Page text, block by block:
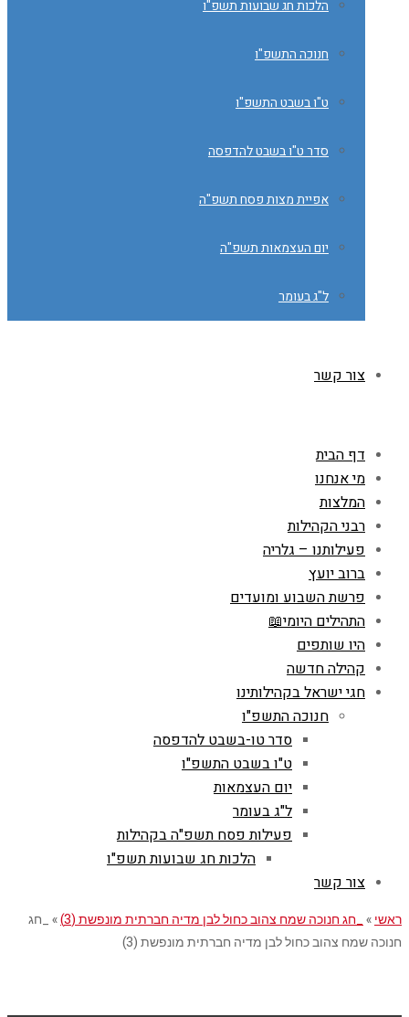
הלכות חג שבועות תשפ"ו
חנוכה התשפ"ו
ט"ו בשבט התשפ"ו
סדר ט"ו בשבט להדפסה
אפיית מצות פסח תשפ"ה
יום העצמאות תשפ"ה
ל"ג בעומר
צור קשר
דף הבית
מי אנחנו
המלצות
רבני הקהילות
פעילותנו – גלריה
ברוב יועץ
פרשת השבוע ומועדים
התהילים היומי📖
היו שותפים
קהילה חדשה
חגי ישראל בקהילותינו
חנוכה התשפ"ו
סדר טו-בשבט להדפסה
ט"ו בשבט התשפ"ו
יום העצמאות
ל"ג בעומר
פעילות פסח תשפ"ה בקהילות
הלכות חג שבועות תשפ"ו
צור קשר
ראשי » _חג חנוכה שמח צהוב כחול לבן מדיה חברתית מונפשת (3) »
_חג
חנוכה שמח צהוב כחול לבן מדיה חברתית מונפשת (3)